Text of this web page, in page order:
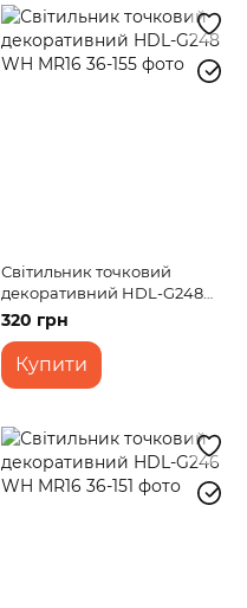
Світильник точковий
декоративний HDL-G248
WH MR16
320 грн
Купити